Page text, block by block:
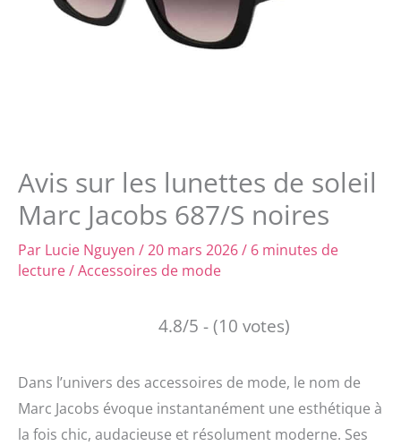
Avis sur les lunettes de soleil
Marc Jacobs 687/S noires
Par Lucie Nguyen /20 mars 2026/ 6 minutes de
lecture/Accessoires de mode
4.8/5 - (10 votes)
Dans l’univers des accessoires de mode, le nom de
Marc Jacobs évoque instantanément une esthétique à
la fois chic, audacieuse et résolument moderne. Ses